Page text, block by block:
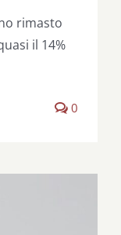
rimasto
il 14%
0